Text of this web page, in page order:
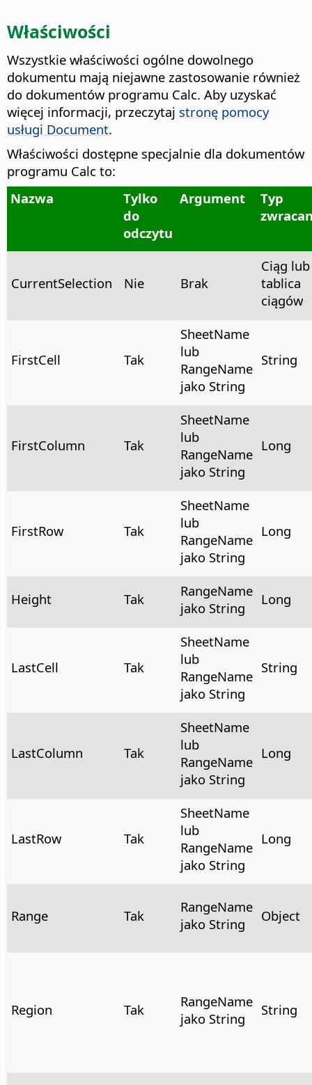
Właściwości
Wszystkie właściwości ogólne dowolnego
dokumentu mają niejawne zastosowanie również
do dokumentów programu Calc. Aby uzyskać
więcej informacji, przeczytaj stronę pomocy
usługi Document.
Właściwości dostępne specjalnie dla dokumentów
programu Calc to:
Nazwa
Tylko
do
odczytu
Argument
Typ
CurrentSelection Nie Brak
Ciąg lub
tablica
ciągów
FirstCell Tak
SheetName
lub
RangeName
jako String
String
FirstColumn Tak
SheetName
lub
RangeName
jako String
Long
FirstRow Tak
SheetName
lub
RangeName
jako String
Long
Height Tak
RangeName
jako String
Long
LastCell Tak
SheetName
lub
RangeName
jako String
String
LastColumn Tak
SheetName
lub
RangeName
jako String
Long
LastRow Tak
SheetName
lub
RangeName
jako String
Long
Range Tak
RangeName
jako String
Object
Region Tak
RangeName
jako String
String